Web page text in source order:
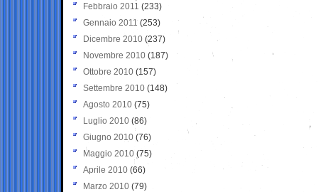
Febbraio 2011 (233)
Gennaio 2011 (253)
Dicembre 2010 (237)
Novembre 2010 (187)
Ottobre 2010 (157)
Settembre 2010 (148)
Agosto 2010 (75)
Luglio 2010 (86)
Giugno 2010 (76)
Maggio 2010 (75)
Aprile 2010 (66)
Marzo 2010 (79)